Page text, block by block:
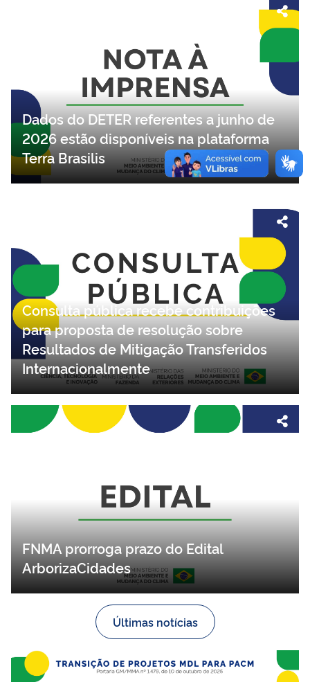
Dados do DETER referentes a junho de
2026 estão disponíveis na plataforma
Terra Brasilis
Consulta pública recebe contribuições
para proposta de resolução sobre
Resultados de Mitigação Transferidos
Internacionalmente
FNMA prorroga prazo do Edital
ArborizaCidades
Últimas notícias